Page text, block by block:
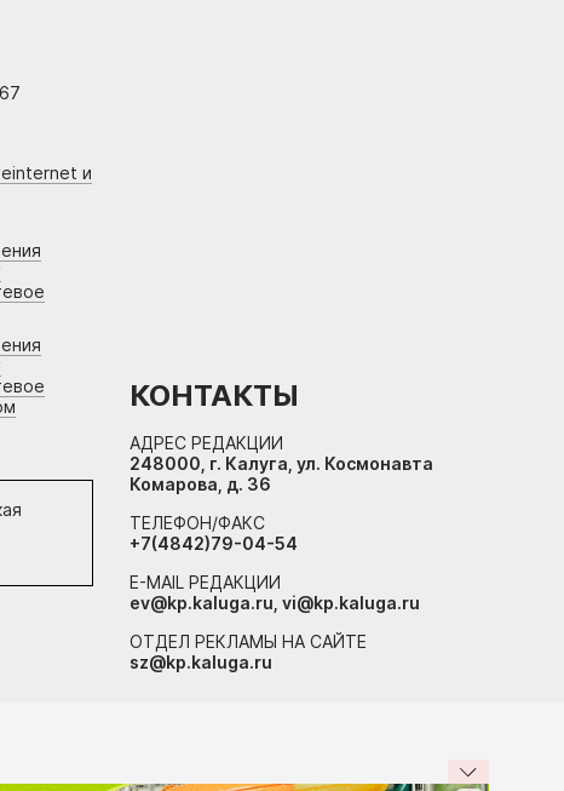
и
КОНТАКТЫ
АДРЕС РЕДАКЦИИ
248000, г. Калуга, ул. Космонавта
Комарова, д. 36
ТЕЛЕФОН/ФАКС
+7(4842)79-04-54
E-MAIL РЕДАКЦИИ
ev@kp.kaluga.ru, vi@kp.kaluga.ru
ОТДЕЛ РЕКЛАМЫ НА САЙТЕ
sz@kp.kaluga.ru